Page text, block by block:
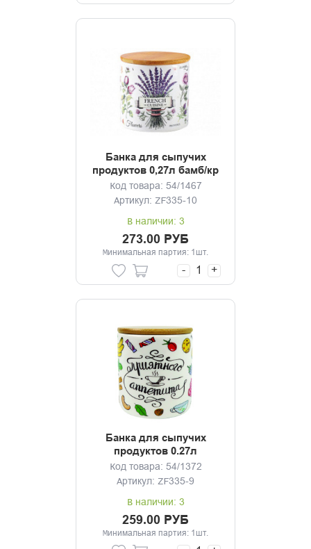
Банка для сыпучих
продуктов 0,27л бамб/кр
Эдем ТМ Appetite
Код товара: 54/1467
Артикул: ZF335-10
В наличии: 3
273.00 РУБ
Минимальная партия: 1шт.
- +
Банка для сыпучих
продуктов 0.27л
Приятного аппетита
Код товара: 54/1372
Артикул: ZF335-9
В наличии: 3
259.00 РУБ
Минимальная партия: 1шт.